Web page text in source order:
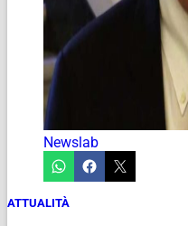
Newslab
ATTUALITÀ